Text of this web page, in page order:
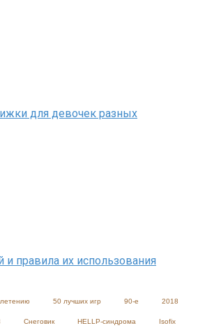
для девочек разных
правила их использования
50 лучших игр 90-е 2018
Cнеговик HELLP-синдрома Isofix